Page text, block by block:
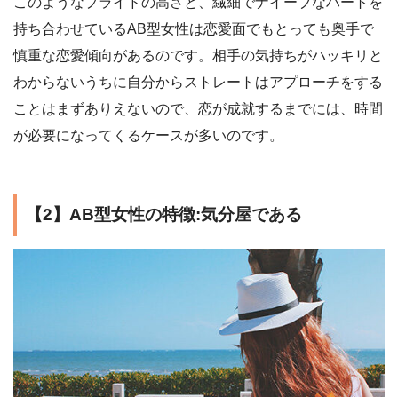
持ち合わせているAB型女性は恋愛面でもとっても奥手で
慎重な恋愛傾向があるのです。相手の気持ちがハッキリと
わからないうちに自分からストレートはアプローチをする
ことはまずありえないので、恋が成就するまでには、時間
が必要になってくるケースが多いのです。
【2】AB型女性の特徴:気分屋である